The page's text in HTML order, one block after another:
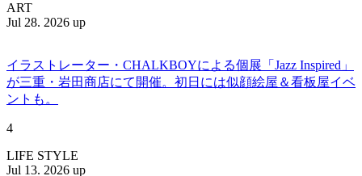
ART
Jul 28. 2026 up
イラストレーター・CHALKBOYによる個展「Jazz Inspired」
が三重・岩田商店にて開催。初日には似顔絵屋＆看板屋イベ
ントも。
4
LIFE STYLE
Jul 13. 2026 up